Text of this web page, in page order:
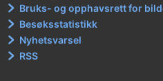
Bruks- og opphavsrett for
Besøksstatistikk
Nyhetsvarsel
RSS